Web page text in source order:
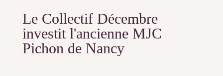
Le Collectif Décembre
investit l'ancienne MJC
Pichon de Nancy